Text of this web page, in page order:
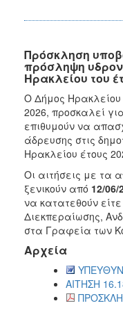
Πρόσκληση
πρόσληψη
Ηρακλείου του
Ο Δήμος Ηρακλείου
2026, προσκαλεί
επιθυμούν να
άδρευσης στις
Ηρακλείου έτους
Οι αιτήσεις με τα
ξενικούν από 12/06/
να κατατεθούν
Διεκπεραίωσης,
στα Γραφεία των
Αρχεία
ΑΙΤΗΣΗ